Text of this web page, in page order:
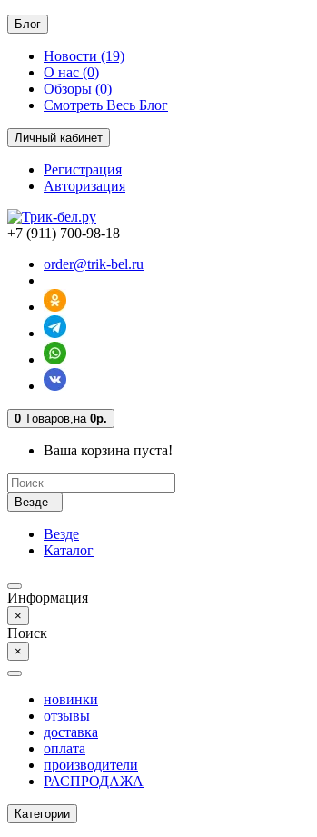
Блог
Новости (19)
О нас (0)
Обзоры (0)
Смотреть Весь Блог
Личный кабинет
Регистрация
Авторизация
+7 (911) 700-98-18
order@trik-bel.ru
0 Tоваров,на 0р.
Ваша корзина пуста!
Везде
Везде
Каталог
Информация
×
Поиск
×
новинки
отзывы
доставка
оплата
производители
РАСПРОДАЖА
Категории